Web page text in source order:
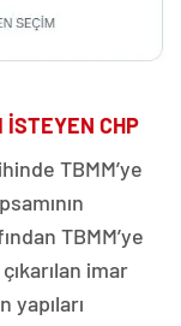
İSTEYEN CHP
TBMM’ye
TBMM’ye
imar
yapıları